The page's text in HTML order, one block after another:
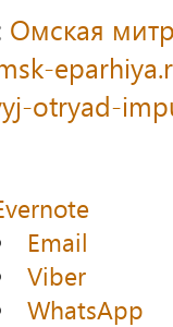
Омская
otryad-
Email
Viber
WhatsApp